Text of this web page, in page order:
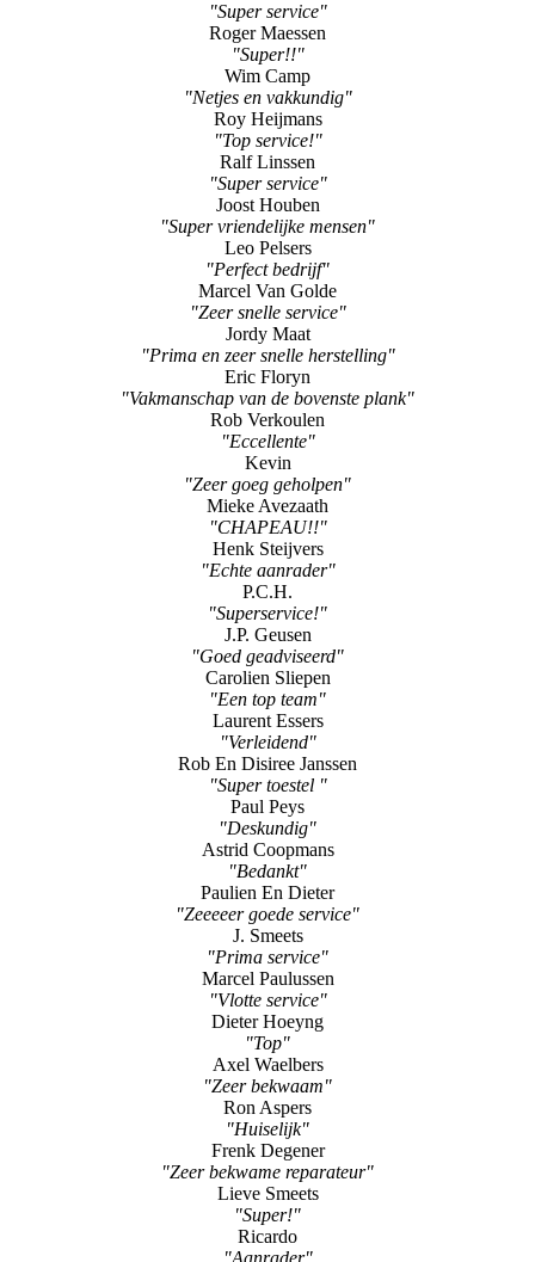
"Super service"
Roger Maessen
"Super!!"
Wim Camp
"Netjes en vakkundig"
Roy Heijmans
"Top service!"
Ralf Linssen
"Super service"
Joost Houben
"Super vriendelijke mensen"
Leo Pelsers
"Perfect bedrijf"
Marcel Van Golde
"Zeer snelle service"
Jordy Maat
"Prima en zeer snelle herstelling"
Eric Floryn
"Vakmanschap van de bovenste plank"
Rob Verkoulen
"Eccellente"
Kevin
"Zeer goeg geholpen"
Mieke Avezaath
"CHAPEAU!!"
Henk Steijvers
"Echte aanrader"
P.C.H.
"Superservice!"
J.P. Geusen
"Goed geadviseerd"
Carolien Sliepen
"Een top team"
Laurent Essers
"Verleidend"
Rob En Disiree Janssen
"Super toestel "
Paul Peys
"Deskundig"
Astrid Coopmans
"Bedankt"
Paulien En Dieter
"Zeeeeer goede service"
J. Smeets
"Prima service"
Marcel Paulussen
"Vlotte service"
Dieter Hoeyng
"Top"
Axel Waelbers
"Zeer bekwaam"
Ron Aspers
"Huiselijk"
Frenk Degener
"Zeer bekwame reparateur"
Lieve Smeets
"Super!"
Ricardo